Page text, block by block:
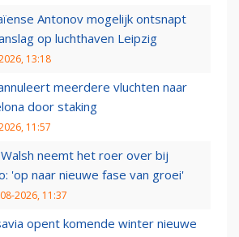
Antonov mogelijk ontsnapt
op luchthaven Leipzig
13:18
meerdere vluchten naar
door staking
11:57
neemt het roer over bij
'op naar nieuwe fase van groei'
2026, 11:37
opent komende winter nieuwe